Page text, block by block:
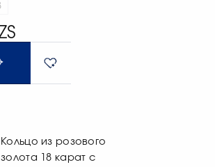
Кольцо из розового
золота 18 карат с